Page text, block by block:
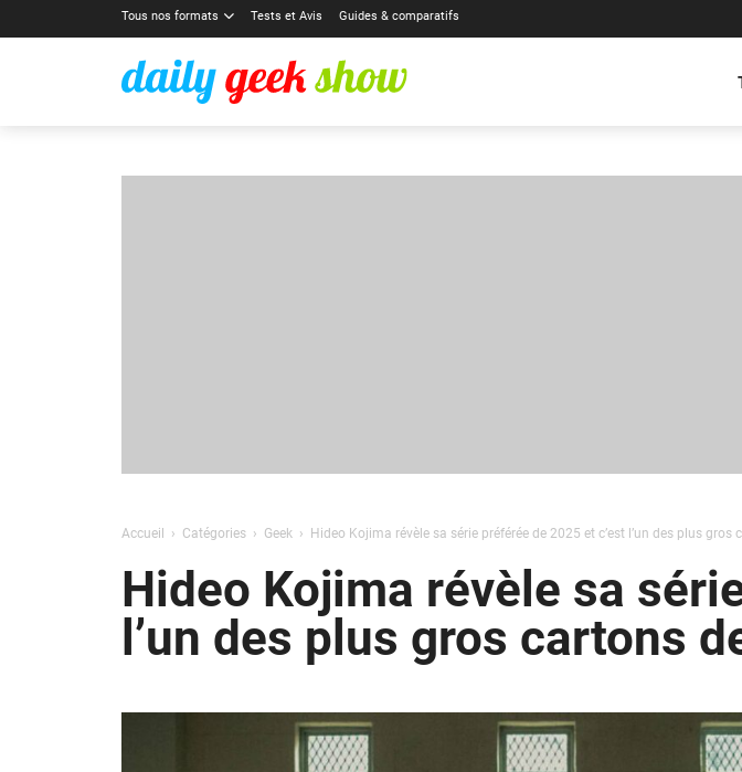
Tous nos formats Tests et Avis Guides & comparatifs
Accueil Catégories Geek Hideo Kojima révèle sa série préférée de 2025 et c’est l’un des plus gros
Hideo Kojima révèle sa
l’un des plus gros cartons